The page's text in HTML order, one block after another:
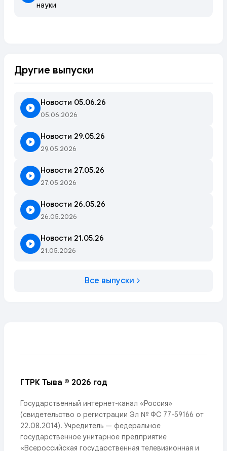
науки
Другие выпуски
Новости 05.06.26
05.06.2026
Новости 29.05.26
29.05.2026
Новости 27.05.26
27.05.2026
Новости 26.05.26
26.05.2026
Новости 21.05.26
21.05.2026
Все выпуски
ГТРК Тыва © 2026 год
Государственный интернет-канал «Россия»
(свидетельство о регистрации Эл № ФС 77-59166 от
22.08.2014). Учредитель — федеральное
государственное унитарное предприятие
«Всероссийская государственная телевизионная и